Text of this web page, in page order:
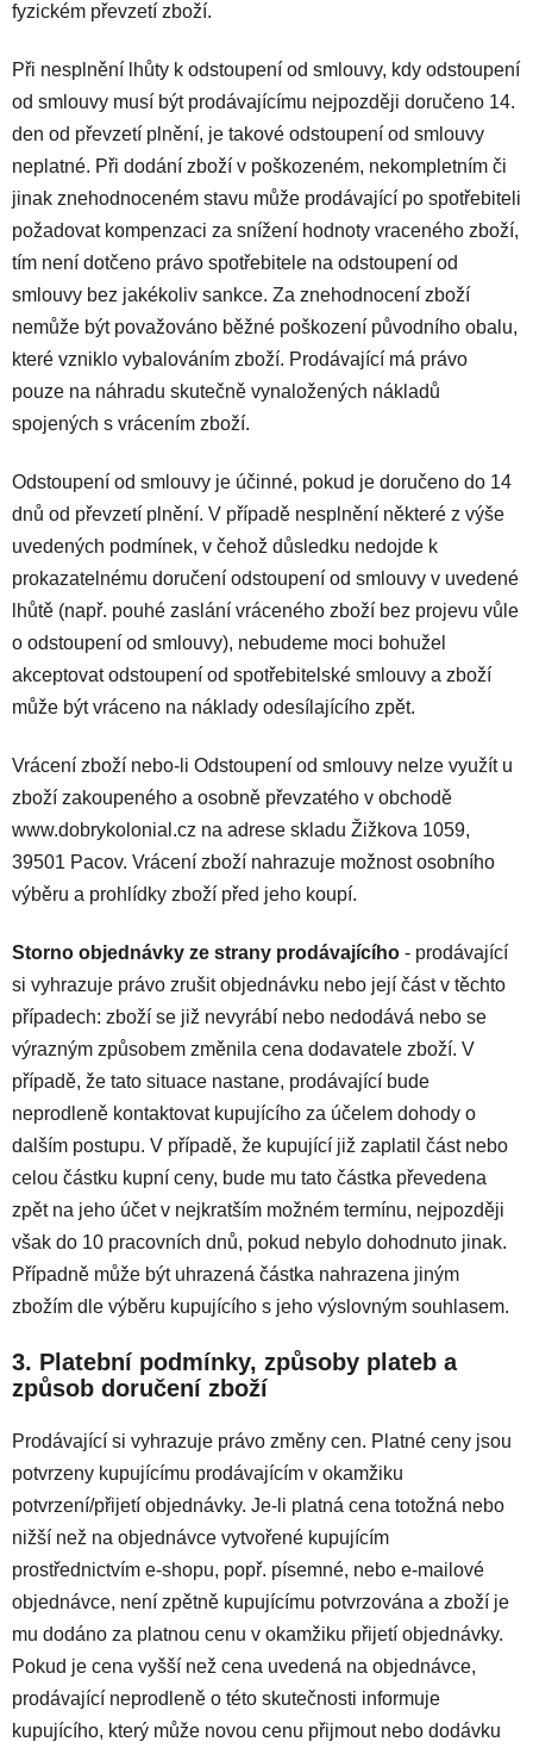
fyzickém převzetí zboží.
Při nesplnění lhůty k odstoupení od smlouvy, kdy odstoupení
od smlouvy musí být prodávajícímu nejpozději doručeno 14.
den od převzetí plnění, je takové odstoupení od smlouvy
neplatné. Při dodání zboží v poškozeném, nekompletním či
jinak znehodnoceném stavu může prodávající po spotřebiteli
požadovat kompenzaci za snížení hodnoty vraceného zboží,
tím není dotčeno právo spotřebitele na odstoupení od
smlouvy bez jakékoliv sankce. Za znehodnocení zboží
nemůže být považováno běžné poškození původního obalu,
které vzniklo vybalováním zboží. Prodávající má právo
pouze na náhradu skutečně vynaložených nákladů
spojených s vrácením zboží.
Odstoupení od smlouvy je účinné, pokud je doručeno do 14
dnů od převzetí plnění. V případě nesplnění některé z výše
uvedených podmínek, v čehož důsledku nedojde k
prokazatelnému doručení odstoupení od smlouvy v uvedené
lhůtě (např. pouhé zaslání vráceného zboží bez projevu vůle
o odstoupení od smlouvy), nebudeme moci bohužel
akceptovat odstoupení od spotřebitelské smlouvy a zboží
může být vráceno na náklady odesílajícího zpět.
Vrácení zboží nebo-li Odstoupení od smlouvy nelze využít u
zboží zakoupeného a osobně převzatého v obchodě
www.dobrykolonial.cz na adrese skladu Žižkova 1059,
39501 Pacov. Vrácení zboží nahrazuje možnost osobního
výběru a prohlídky zboží před jeho koupí.
Storno objednávky ze strany prodávajícího - prodávající
si vyhrazuje právo zrušit objednávku nebo její část v těchto
případech: zboží se již nevyrábí nebo nedodává nebo se
výrazným způsobem změnila cena dodavatele zboží. V
případě, že tato situace nastane, prodávající bude
neprodleně kontaktovat kupujícího za účelem dohody o
dalším postupu. V případě, že kupující již zaplatil část nebo
celou částku kupní ceny, bude mu tato částka převedena
zpět na jeho účet v nejkratším možném termínu, nejpozději
však do 10 pracovních dnů, pokud nebylo dohodnuto jinak.
Případně může být uhrazená částka nahrazena jiným
zbožím dle výběru kupujícího s jeho výslovným souhlasem.
3. Platební podmínky, způsoby plateb a
způsob doručení zboží
Prodávající si vyhrazuje právo změny cen. Platné ceny jsou
potvrzeny kupujícímu prodávajícím v okamžiku
potvrzení/přijetí objednávky. Je-li platná cena totožná nebo
nižší než na objednávce vytvořené kupujícím
prostřednictvím e-shopu, popř. písemné, nebo e-mailové
objednávce, není zpětně kupujícímu potvrzována a zboží je
mu dodáno za platnou cenu v okamžiku přijetí objednávky.
Pokud je cena vyšší než cena uvedená na objednávce,
prodávající neprodleně o této skutečnosti informuje
kupujícího, který může novou cenu přijmout nebo dodávku